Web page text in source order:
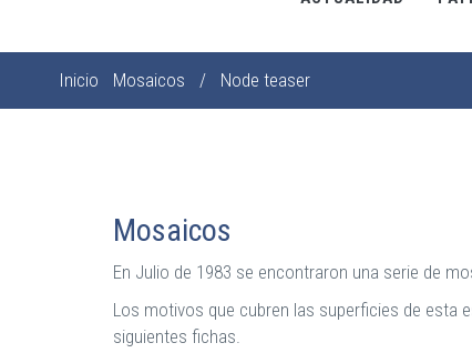
Sobrescribir
navegación
Inicio Mosaicos / Node teaser
Mosaicos
En Julio de 1983 se encontraron una serie de
Los motivos que cubren las superficies de esta
siguientes fichas.